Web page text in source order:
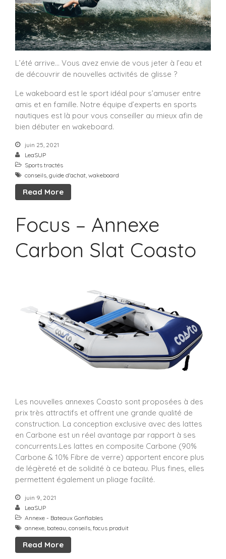
L’été arrive… Vous avez envie de vous jeter à l’eau et
de découvrir de nouvelles activités de glisse ?
Le wakeboard est le sport idéal pour s’amuser entre
amis et en famille. Notre équipe d’experts en sports
nautiques est là pour vous conseiller au mieux afin de
bien débuter en wakeboard.
juin 25, 2021
LeaSUP
Sports tractés
conseils, guide d'achat, wakeboard
Read More
Focus – Annexe
Carbon Slat Coasto
Les nouvelles annexes Coasto sont proposées à des
prix très attractifs et offrent une grande qualité de
construction. La conception exclusive avec des lattes
en Carbone est un réel avantage par rapport à ses
concurrents.Les lattes en composite Carbone (90%
Carbone & 10% Fibre de verre) apportent encore plus
de légèreté et de solidité à ce bateau. Plus fines, elles
permettent également un pliage facilité.
juin 9, 2021
LeaSUP
Annexe - Bateaux Gonflables
annexe, bateau, conseils, focus produit
Read More